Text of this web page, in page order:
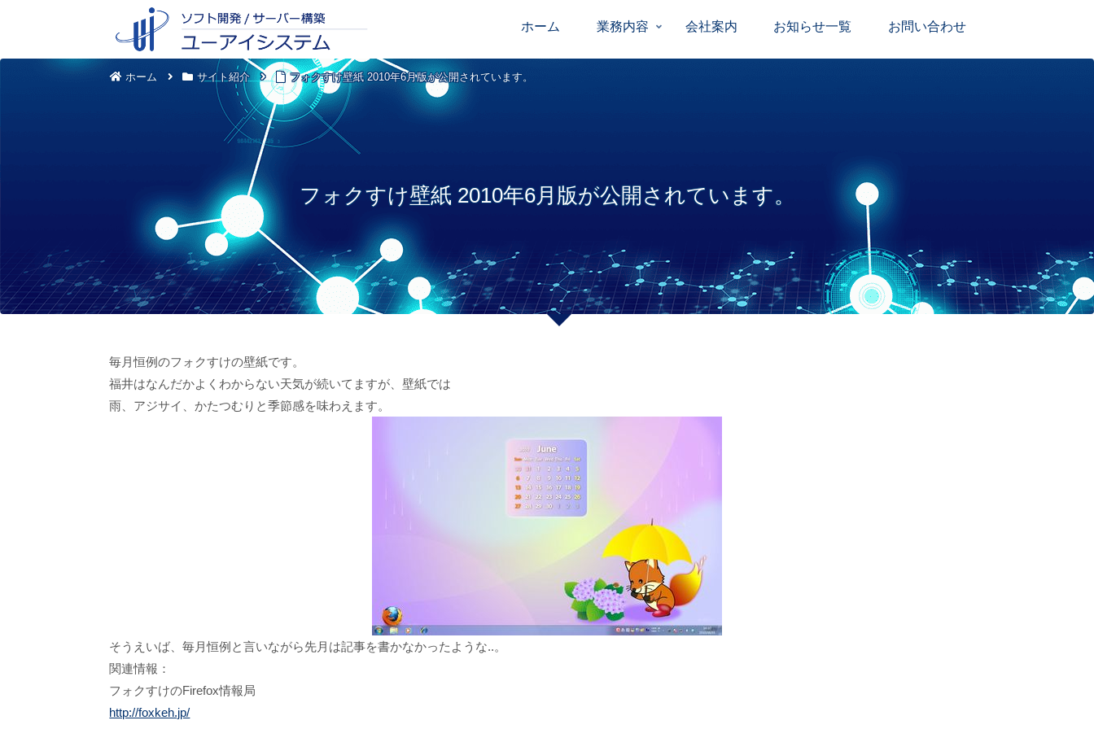
ホーム 業務内容 会社案内 お知らせ一覧 お問い合わせ
ホーム サイト紹介 フォクすけ壁紙 2010年6月版が公開されています。
フォクすけ壁紙 2010年6月版が公開されています。
毎月恒例のフォクすけの壁紙です。
福井はなんだかよくわからない天気が続いてますが、壁紙では
雨、アジサイ、かたつむりと季節感を味わえます。
そうえいば、毎月恒例と言いながら先月は記事を書かなかったような..。
関連情報：
フォクすけのFirefox情報局
http://foxkeh.jp/